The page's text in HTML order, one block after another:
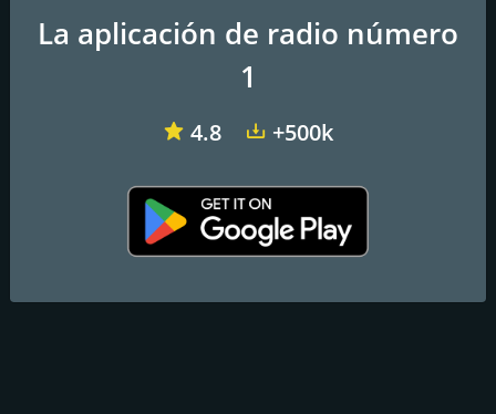
Correo electrónico:radioclanfm@gmail.com
La aplicación de radio número
1
4.8 +500k